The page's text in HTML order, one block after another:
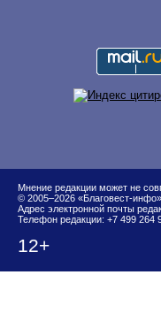
Мнение редакции может не
© 2005–2026 «Благовест-инфо»
Адрес электронной почты
Телефон редакции: +7 499 264
12+